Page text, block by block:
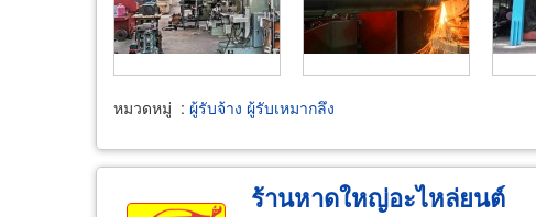
หมวดหมู่ : ผู้รับจ้าง ผู้รับเหมากลึง
ร้านหาดใหญ่อะไหล่ยนต์